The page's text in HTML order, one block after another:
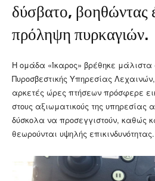
δύσβατο, βοηθώντας
πρόληψη πυρκαγιών.
Η ομάδα «Ίκαρος» βρέθηκε μάλιστα
Πυροσβεστικής Υπηρεσίας
αρκετές ώρες πτήσεων πρόσφερε
στους αξιωματικούς της υπηρεσίας
δύσκολα να προσεγγιστούν, καθώς
θεωρούνται υψηλής επικινδυνότητας.